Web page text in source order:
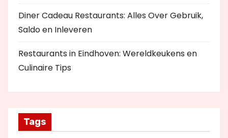
Diner Cadeau Restaurants: Alles Over Gebruik,
Saldo en Inleveren
Restaurants in Eindhoven: Wereldkeukens en
Culinaire Tips
Tags